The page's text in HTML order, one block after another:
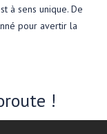
à sens unique. De
pour avertir la
!